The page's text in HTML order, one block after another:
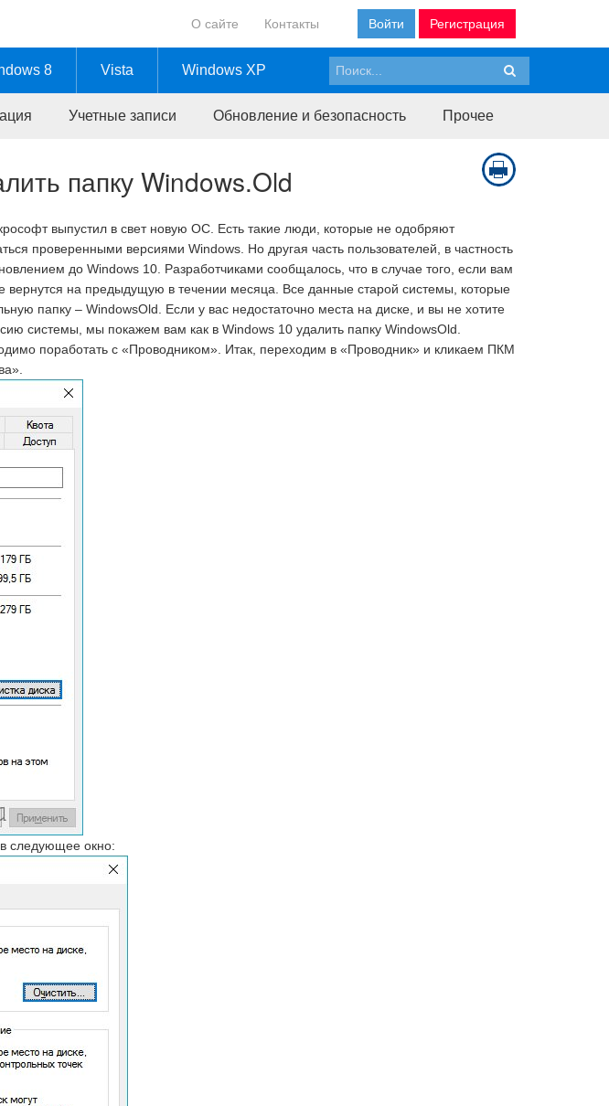
Войти Регистрация
О сайте Контакты
8 Vista Windows XP
Учетные записи Обновление и безопасность Прочее
папку Windows.Old
выпустил в свет новую ОС. Есть такие люди, которые не одобряют
проверенными версиями Windows. Но другая часть пользователей, в частность
до Windows 10. Разработчиками сообщалось, что в случае того, если вам
вернутся на предыдущую в течении месяца. Все данные старой системы, которые
папку – WindowsOld. Если у вас недостаточно места на диске, и вы не хотите
системы, мы покажем вам как в Windows 10 удалить папку WindowsOld.
поработать с «Проводником». Итак, переходим в «Проводник» и кликаем ПКМ
следующее окно: